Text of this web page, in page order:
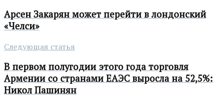
Арсен Закарян может перейти в лондонский
«Челси»
Следующая статья
В первом полугодии этого года торговля
Армении со странами ЕАЭС выросла на 52,5%:
Никол Пашинян